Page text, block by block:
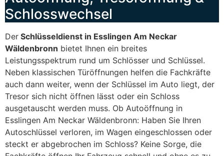
Schlosswechsel
Der Schlüsseldienst in Esslingen Am Neckar
Wäldenbronn bietet Ihnen ein breites
Leistungsspektrum rund um Schlösser und Schlüssel.
Neben klassischen Türöffnungen helfen die Fachkräfte
auch dann weiter, wenn der Schlüssel im Auto liegt, der
Tresor sich nicht öffnen lässt oder ein Schloss
ausgetauscht werden muss. Ob Autoöffnung in
Esslingen Am Neckar Wäldenbronn: Haben Sie Ihren
Autoschlüssel verloren, im Wagen eingeschlossen oder
steckt er abgebrochen im Schloss? Keine Sorge, die